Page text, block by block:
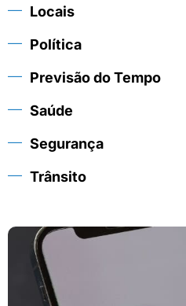
Locais
Política
Previsão do Tempo
Saúde
Segurança
Trânsito